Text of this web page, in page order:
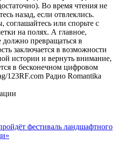
Во время чтения не
назад, если отвлеклись.
соглашайтесь или спорьте с
на полях. А главное,
превращаться в
заключается в возможности
истории и вернуть внимание,
в бесконечном цифровом
123RF.com Радио Romantika